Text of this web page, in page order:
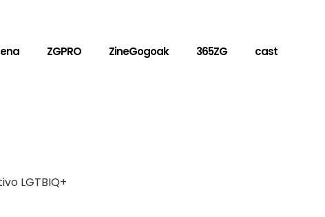
ZGPRO ZineGogoak 365ZG cast
LGTBIQ+